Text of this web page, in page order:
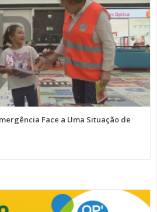
Face a Uma Situação de